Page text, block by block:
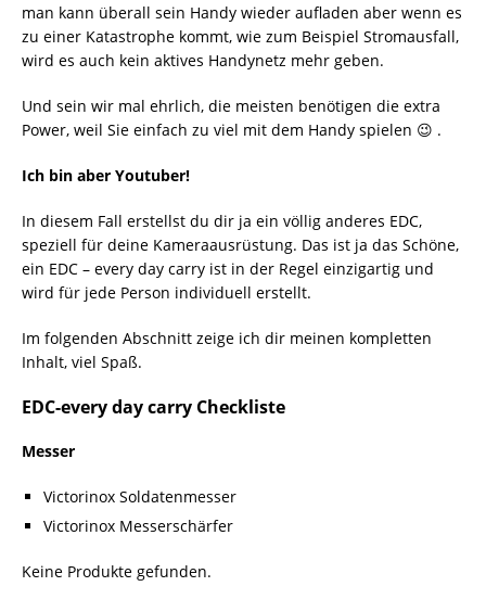
man kann überall sein Handy wieder aufladen aber wenn es
zu einer Katastrophe kommt, wie zum Beispiel Stromausfall,
wird es auch kein aktives Handynetz mehr geben.
Und sein wir mal ehrlich, die meisten benötigen die extra
Power, weil Sie einfach zu viel mit dem Handy spielen 😉 .
Ich bin aber Youtuber!
In diesem Fall erstellst du dir ja ein völlig anderes EDC,
speziell für deine Kameraausrüstung. Das ist ja das Schöne,
ein EDC – every day carry ist in der Regel einzigartig und
wird für jede Person individuell erstellt.
Im folgenden Abschnitt zeige ich dir meinen kompletten
Inhalt, viel Spaß.
EDC-every day carry Checkliste
Messer
Victorinox Soldatenmesser
Victorinox Messerschärfer
Keine Produkte gefunden.